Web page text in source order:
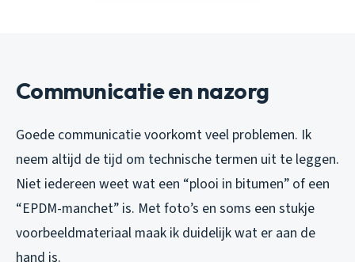
Communicatie en nazorg
Goede communicatie voorkomt veel problemen. Ik
neem altijd de tijd om technische termen uit te leggen.
Niet iedereen weet wat een “plooi in bitumen” of een
“EPDM-manchet” is. Met foto’s en soms een stukje
voorbeeldmateriaal maak ik duidelijk wat er aan de
hand is.